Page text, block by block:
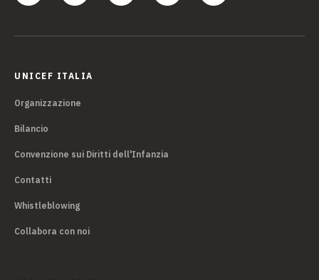
UNICEF ITALIA
Organizzazione
Bilancio
Convenzione sui Diritti dell'Infanzia
Contatti
Whistleblowing
Collabora con noi